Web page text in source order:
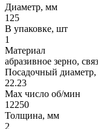
Диаметр, мм
125
В упаковке, шт
1
Материал
абразивное зерно,
Посадочный
22.23
Max число об/мин
12250
Толщина, мм
2